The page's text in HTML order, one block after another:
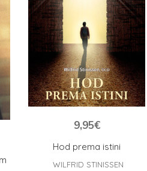
Hod prema istini
9,95€
WILFRID STINISSEN